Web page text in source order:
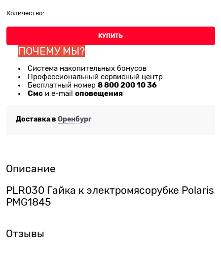
Количество:
КУПИТЬ
ПОЧЕМУ МЫ?
Система накопительных бонусов
Профессиональный сервисный центр
Бесплатный номер 8 800 200 10 36
Смс и e-mail оповещения
Доставка в Оренбург
Описание
PLR030 Гайка к электромясорубке Polaris
PMG1845
Отзывы